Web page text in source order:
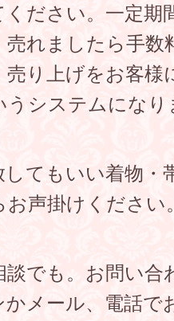
ださい。一定期
売れましたら手数
売り上げをお客様
うシステムになり
してもいい着物・
声掛けください。
談でも。お問い合
メール、電話で